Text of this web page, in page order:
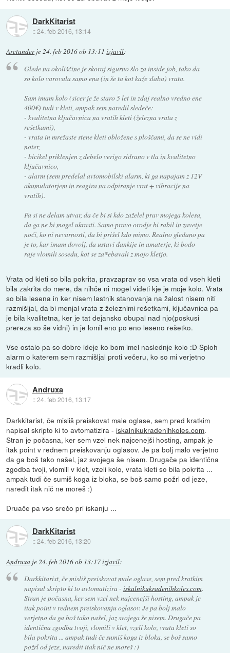
DarkKitarist
::24. feb 2016, 13:14
Arctanderje24. feb 2016 ob 13:11 izjavil:
Glede na okoliščine je skoraj sigurno šlo za inside job, tako da
so kolo varovala samo ena (in še ta kot kaže slaba) vrata.
Sam imam kolo (sicer je že staro 5 let in zdaj realno vredno ene
400€) tudi v kleti, ampak sem naredil sledeče:
- kvalitetna ključavnica na vratih kleti (železna vrata z
rešetkami),
- vrata in mrežaste stene kleti obložene s ploščami, da se ne vidi
noter,
- bicikel priklenjen z debelo verigo sidrano v tla in kvalitetno
ključavnico,
- alarm (sem predelal avtomobilski alarm, ki ga napajam z 12V
akumulatorjem in reagira na odpiranje vrat + vibracije na
vratih).
Pa si ne delam utvar, da če bi si kdo zaželel prav mojega kolesa,
da ga ne bi mogel ukrasti. Samo pravo orodje bi rabil in zavetje
noči, ko ni nevarnosti, da bi prišel kdo mimo. Realno gledano pa
je to, kar imam dovolj, da ustavi đankije in amaterje, ki bodo
raje vlomili sosedu, kot se za*ebavali z mojo kletjo.
Vrata od kleti so bila pokrita, pravzaprav so vsa vrata od vseh kleti
bila zakrita do mere, da nihče ni mogel videti kje je moje kolo. Vrata
so bila lesena in ker nisem lastnik stanovanja na žalost nisem niti
razmišljal, da bi menjal vrata z železnimi rešetkami, ključavnica pa
je bila kvalitetna, ker je tat dejansko obupal nad njo(poskusi
prereza so še vidni) in je lomil eno po eno leseno rešetko.
Vse ostalo pa so dobre ideje ko bom imel naslednje kolo :D Sploh
alarm o katerem sem razmišljal proti večeru, ko so mi verjetno
kradli kolo.
Andruxa
::24. feb 2016, 13:17
Darkkitarist, če misliš preiskovat male oglase, sem pred kratkim
napisal skripto ki to avtomatizira -iskalnikukradenihkoles.com.
Stran je počasna, ker sem vzel nek najcenejši hosting, ampak je
itak point v rednem preiskovanju oglasov. Je pa bolj malo verjetno
da ga boš tako našel, jaz svojega še nisem. Drugače pa identična
zgodba tvoji, vlomili v klet, vzeli kolo, vrata kleti so bila pokrita ...
ampak tudi če sumiš koga iz bloka, se boš samo požrl od jeze,
naredit itak nič ne moreš :)
Druače pa vso srečo pri iskanju ...
DarkKitarist
::24. feb 2016, 13:20
Andruxa je24. feb 2016 ob 13:17izjavil:
Darkkitarist, če misliš preiskovat male oglase, sem pred kratkim
napisal skripto ki to avtomatizira - iskalnikukradenihkoles.com.
Stran je počasna, ker sem vzel nek najcenejši hosting, ampak je
itak point v rednem preiskovanju oglasov. Je pa bolj malo
verjetno da ga boš tako našel, jaz svojega še nisem. Drugače pa
identična zgodba tvoji, vlomili v klet, vzeli kolo, vrata kleti so
bila pokrita ... ampak tudi če sumiš koga iz bloka, se boš samo
požrl od jeze, naredit itak nič ne moreš :)